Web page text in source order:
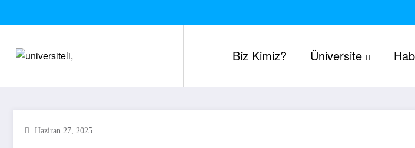
atla
Biz Kimiz? Üniversite
Haziran 27, 2025